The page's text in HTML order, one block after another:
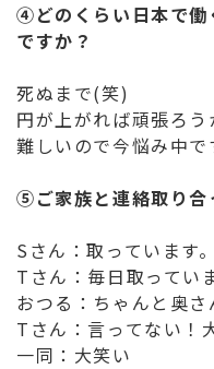
④どのくらい日本で働
ですか？
死ぬまで(笑)
円が上がれば頑張ろ
難しいので今悩み中で
⑤ご家族と連絡取り合
Sさん：取っています。
Tさん：毎日取ってい
おつる：ちゃんと奥
Tさん：言ってない！
一同：大笑い